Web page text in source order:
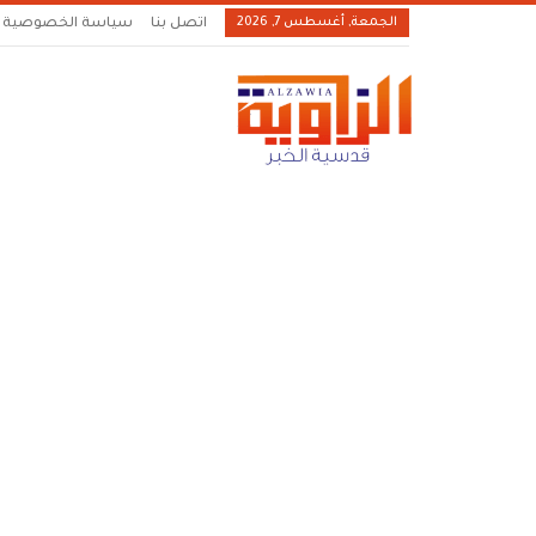
الجمعة, أغسطس 7, 2026 اتصل بنا سياسة الخصوصية